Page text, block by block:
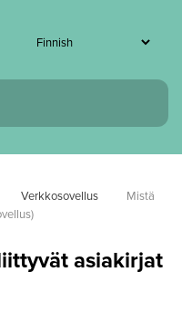
Verkkosovellus
Mistä
asiakirjat